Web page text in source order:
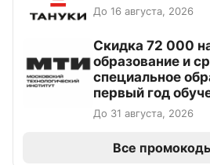
До 16 августа, 2026
Скидка 72 000
образование и
специальное
первый год
До 31 августа, 2026
Все